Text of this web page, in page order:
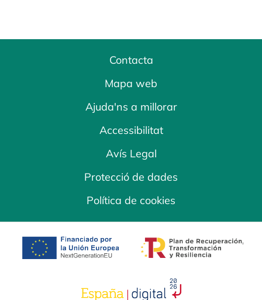
Contacta
Mapa web
Ajuda'ns a millorar
Accessibilitat
Avís Legal
Protecció de dades
Política de cookies
opens in a new tab opens in a new
opens in a new tab